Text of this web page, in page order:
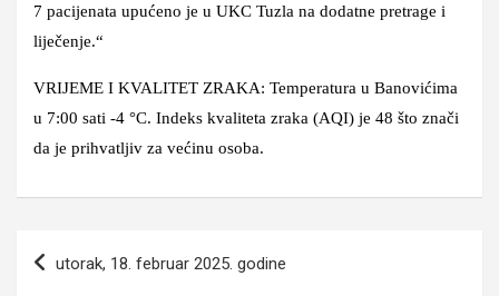
7 pacijenata upućeno je u UKC Tuzla na dodatne pretrage i
liječenje.“
VRIJEME I KVALITET ZRAKA: Temperatura u Banovićima
u 7:00 sati -4 °C. Indeks kvaliteta zraka (AQI) je 48 što znači
da je prihvatljiv za većinu osoba.
utorak, 18. februar 2025. godine